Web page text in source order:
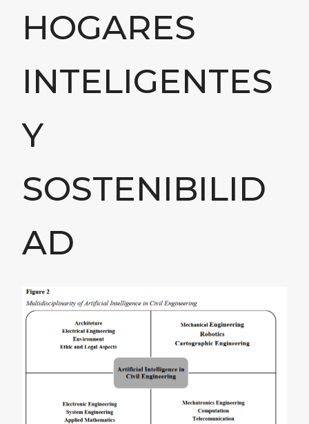
HOGARES
INTELIGENTES
Y
SOSTENIBILID
AD